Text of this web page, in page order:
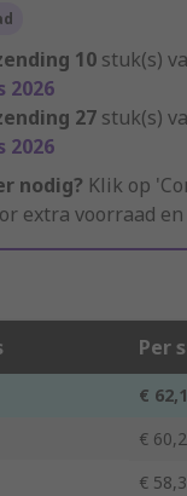
10 stuk(s)
2026
27 stuk(s)
2026
nodig? Klik op
extra voorraad
Per
€
€
€